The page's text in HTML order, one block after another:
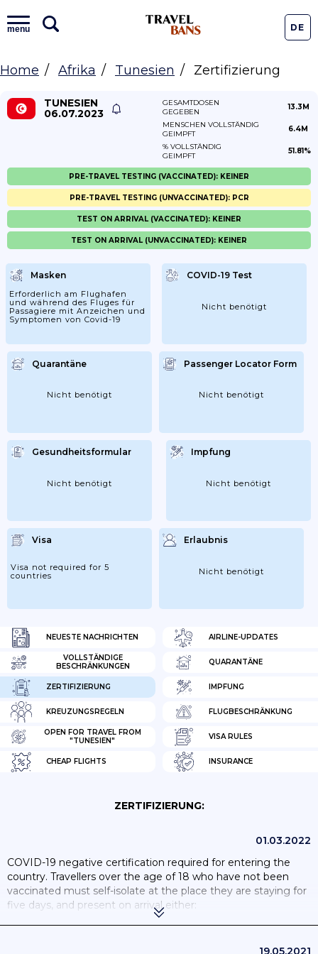
menu DE
Home Afrika Tunesien Zertifizierung
TUNESIEN
06.07.2023
GESAMTDOSEN
GEGEBEN
13.3M
MENSCHEN VOLLSTÄNDIG
GEIMPFT
6.4M
% VOLLSTÄNDIG
GEIMPFT
51.81%
NEUESTE NACHRICHTEN AIRLINE-UPDATES
VOLLSTÄNDIGE
BESCHRÄNKUNGEN
QUARANTÄNE
ZERTIFIZIERUNG IMPFUNG
KREUZUNGSREGELN FLUGBESCHRÄNKUNG
OPEN FOR TRAVEL FROM
"TUNESIEN"
VISA RULES
CHEAP FLIGHTS INSURANCE
Masken
Erforderlich am Flughafen
und während des Fluges für
Passagiere mit Anzeichen und
Symptomen von Covid-19
COVID-19 Test
Nicht benötigt
Quarantäne
Nicht benötigt
Passenger Locator Form
Nicht benötigt
Gesundheitsformular
Nicht benötigt
Impfung
Nicht benötigt
Visa
Visa not required for 5
countries
Erlaubnis
Nicht benötigt
PRE-TRAVEL TESTING (VACCINATED): KEINER
PRE-TRAVEL TESTING (UNVACCINATED): PCR
TEST ON ARRIVAL (VACCINATED): KEINER
TEST ON ARRIVAL (UNVACCINATED): KEINER
ZERTIFIZIERUNG:
01.03.2022
COVID-19 negative certification required for entering the
country. Travellers over the age of 18 who have not been
vaccinated must self-isolate at the place they are staying for
five days, and present on arrival either:
19.05.2021